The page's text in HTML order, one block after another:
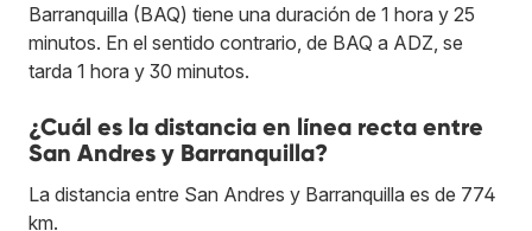
Barranquilla (BAQ) tiene una duración de 1 hora y 25
minutos. En el sentido contrario, de BAQ a ADZ, se
tarda 1 hora y 30 minutos.
¿Cuál es la distancia en línea recta entre
San Andres y Barranquilla?
La distancia entre San Andres y Barranquilla es de 774
km.